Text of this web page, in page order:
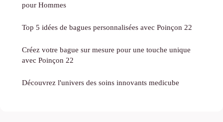
pour Hommes
Top 5 idées de bagues personnalisées avec Poinçon 22
Créez votre bague sur mesure pour une touche unique
avec Poinçon 22
Découvrez l'univers des soins innovants medicube